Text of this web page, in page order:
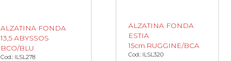
ALZATINA FONDA
13,5 ABYSSOS
BCO/BLU
Cod.: ILSL278
ALZATINA FONDA
ESTIA
15cm.RUGGINE/BCA
Cod.: ILSL320